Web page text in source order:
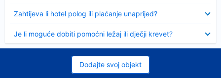
Zahtijeva li hotel polog ili plaćanje unaprijed?
Je li moguće dobiti pomoćni ležaj ili dječji krevet?
Dodajte svoj objekt